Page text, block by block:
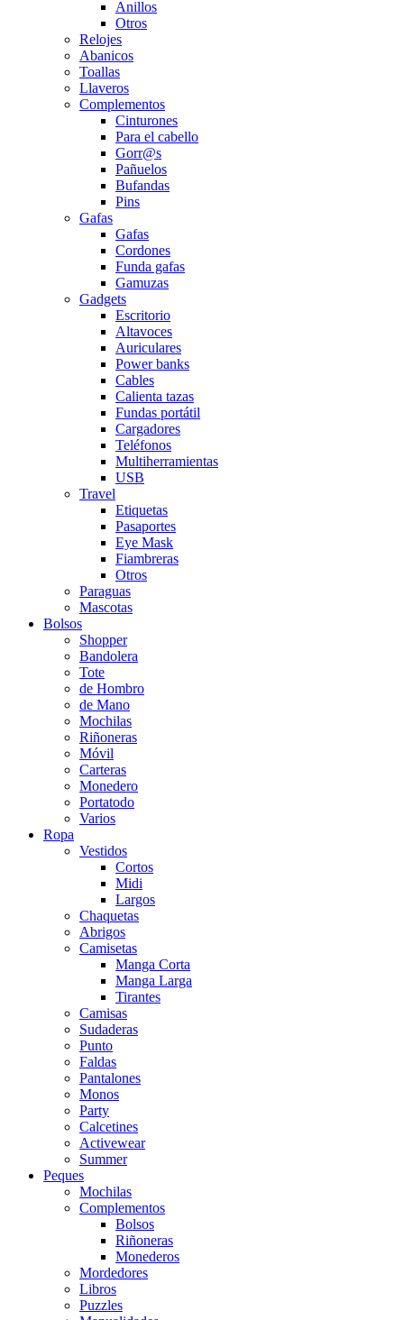
Anillos
Otros
Relojes
Abanicos
Toallas
Llaveros
Complementos
Cinturones
Para el cabello
Gorr@s
Pañuelos
Bufandas
Pins
Gafas
Gafas
Cordones
Funda gafas
Gamuzas
Gadgets
Escritorio
Altavoces
Auriculares
Power banks
Cables
Calienta tazas
Fundas portátil
Cargadores
Teléfonos
Multiherramientas
USB
Travel
Etiquetas
Pasaportes
Eye Mask
Fiambreras
Otros
Paraguas
Mascotas
Bolsos
Shopper
Bandolera
Tote
de Hombro
de Mano
Mochilas
Riñoneras
Móvil
Carteras
Monedero
Portatodo
Varios
Ropa
Vestidos
Cortos
Midi
Largos
Chaquetas
Abrigos
Camisetas
Manga Corta
Manga Larga
Tirantes
Camisas
Sudaderas
Punto
Faldas
Pantalones
Monos
Party
Calcetines
Activewear
Summer
Peques
Mochilas
Complementos
Bolsos
Riñoneras
Monederos
Mordedores
Libros
Puzzles